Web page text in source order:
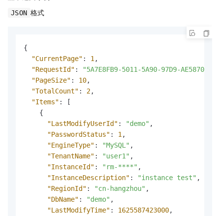
JSON 格式
{
"CurrentPage" : 1 ,
"RequestId" :
"5A7E8FB9-5011-5A90-97D9-
"PageSize" : 10,
"TotalCount" : 2,
"Items" :
[
{
"LastModifyUserId" : "demo" ,
"PasswordStatus" : 1 ,
"EngineType" : "MySQL" ,
"TenantName" : "user1" ,
"InstanceId" : "rm-****" ,
"InstanceDescription" : "instance test" ,
"RegionId" : "cn-hangzhou" ,
"DbName" : "demo" ,
"LastModifyTime" : 1625587423000,